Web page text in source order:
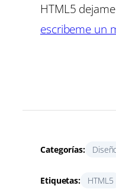
HTML5
escribeme un
Categorías:
Etiquetas: HTML5